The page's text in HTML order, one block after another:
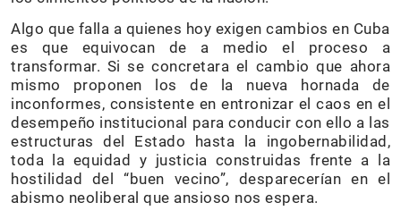
Algo que falla a quienes hoy exigen cambios en Cuba
es que equivocan de a medio el proceso a
transformar. Si se concretara el cambio que ahora
mismo proponen los de la nueva hornada de
inconformes, consistente en entronizar el caos en el
desempeño institucional para conducir con ello a las
estructuras del Estado hasta la ingobernabilidad,
toda la equidad y justicia construidas frente a la
hostilidad del “buen vecino”, desparecerían en el
abismo neoliberal que ansioso nos espera.